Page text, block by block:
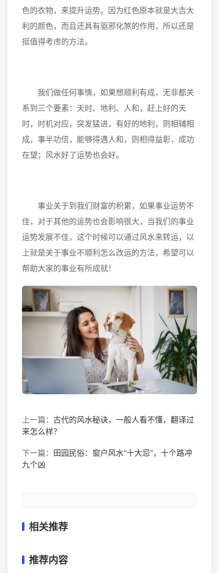
色的衣物，来提升运势。因为红色原本就是大吉大
利的颜色，而且还具有驱邪化煞的作用，所以还是
挺值得考虑的方法。
我们做任何事情，如果想顺利有成，无非都关
系到三个要素：天时、地利、人和，赶上好的天
时，时机对应，突发猛进，有好的地利，则相辅相
成，事半功倍，能够得遇人和，则相得益彰，成功
在望；风水好了运势也会好。
事业关于到我们财富的积累，如果事业运势不
佳，对于其他的运势也会影响很大，当我们的事业
运势发展不佳，这个时候可以通过风水来转运，以
上就是关于事业不顺利怎么改运的方法，希望可以
帮助大家的事业有所成就！
上一篇： 古代的风水秘诀，一般人看不懂，翻译过
来怎么样？
下一篇： 田园民俗：窗户风水“十大忌”，十个路冲
九个凶
相关推荐
推荐内容